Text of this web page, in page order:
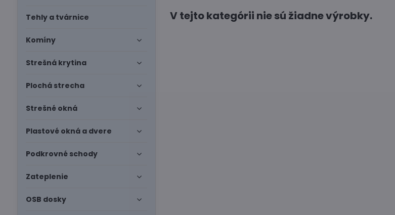
Tehly a tvárnice
Komíny
Strešná krytina
Plochá strecha
Strešné okná
Plastové okná a dvere
Podkrovné schody
Zateplenie
OSB dosky